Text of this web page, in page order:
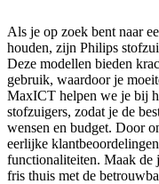
Als je op zoek bent naar
houden, zijn Philips
Deze modellen bieden
gebruik, waardoor je
MaxICT helpen we je bij
stofzuigers, zodat je de
wensen en budget. Door
eerlijke
functionaliteiten. Maak de
fris thuis met de